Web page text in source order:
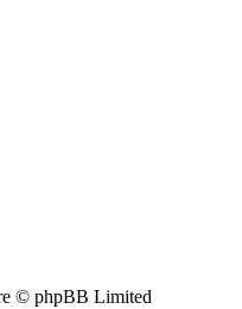
© phpBB Limited